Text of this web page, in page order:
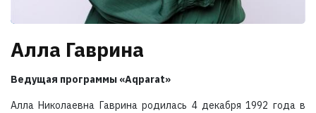
Алла Гаврина
Ведущая программы «Aqparat»
Алла Николаевна Гаврина родилась 4 декабря 1992 года в